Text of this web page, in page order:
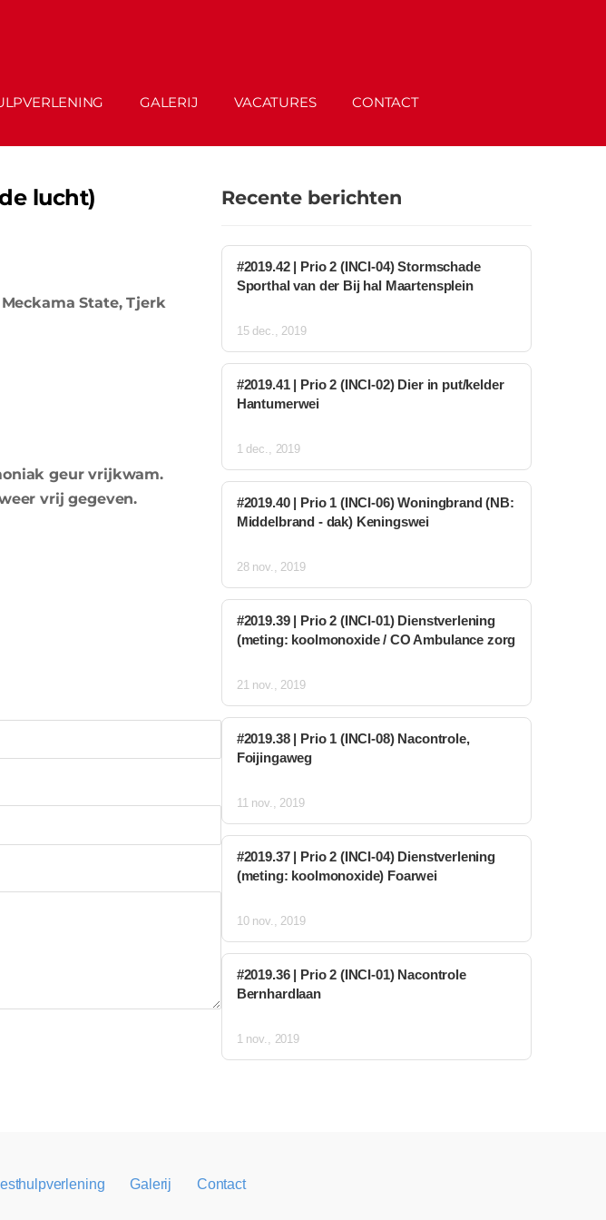
GALERIJ VACATURES CONTACT
Recente berichten
#2019.42 | Prio 2 (INCI-04) Stormschade
Sporthal van der Bij hal Maartensplein
15 dec., 2019
#2019.41 | Prio 2 (INCI-02) Dier in put/kelder
Hantumerwei
1 dec., 2019
#2019.40 | Prio 1 (INCI-06) Woningbrand (NB:
Middelbrand - dak) Keningswei
28 nov., 2019
#2019.39 | Prio 2 (INCI-01) Dienstverlening
(meting: koolmonoxide / CO Ambulance zorg
21 nov., 2019
#2019.38 | Prio 1 (INCI-08) Nacontrole,
Foijingaweg
11 nov., 2019
#2019.37 | Prio 2 (INCI-04) Dienstverlening
(meting: koolmonoxide) Foarwei
10 nov., 2019
#2019.36 | Prio 2 (INCI-01) Nacontrole
Bernhardlaan
1 nov., 2019
lucht)
State, Tjerk
geur vrijkwam.
vrij gegeven.
Galerij Contact